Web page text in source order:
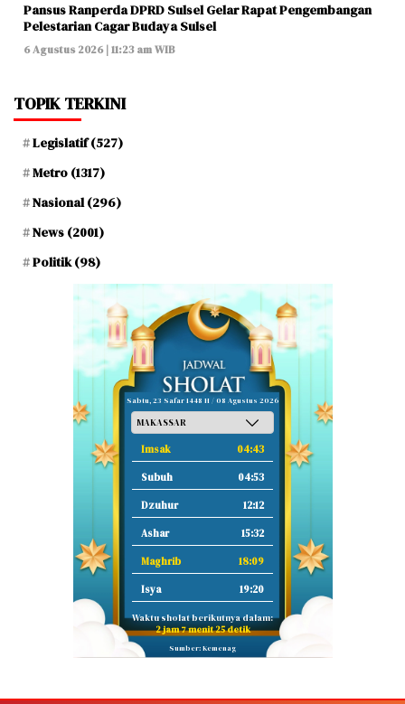
Pansus Ranperda DPRD Sulsel Gelar Rapat Pengembangan
Pelestarian Cagar Budaya Sulsel
6 Agustus 2026 | 11:23 am WIB
TOPIK TERKINI
Legislatif(527)
Metro (1317)
Nasional(296)
News (2001)
Politik(98)
Sabtu, 23 Safar 1448 H / 08 Agustus 2026
Imsak 04:43
Subuh 04:53
Dzuhur 12:12
Ashar 15:32
Maghrib 18:09
Isya 19:20
Waktu sholat berikutnya dalam:
2 jam 7 menit 24 detik
Sumber: Kemenag